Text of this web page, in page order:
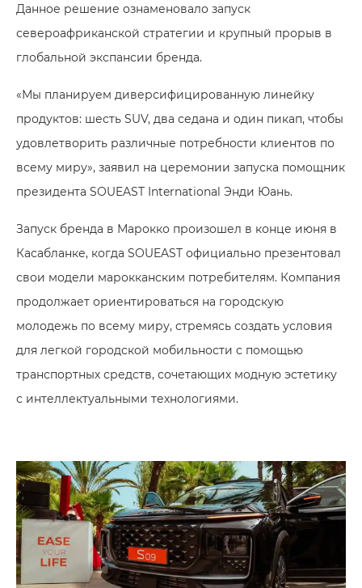
Данное решение ознаменовало запуск
североафриканской стратегии и крупный прорыв в
глобальной экспансии бренда.
«Мы планируем диверсифицированную линейку
продуктов: шесть SUV, два седана и один пикап, чтобы
удовлетворить различные потребности клиентов по
всему миру», заявил на церемонии запуска помощник
президента SOUEAST International Энди Юань.
Запуск бренда в Марокко произошел в конце июня в
Касабланке, когда SOUEAST официально презентовал
свои модели марокканским потребителям. Компания
продолжает ориентироваться на городскую
молодежь по всему миру, стремясь создать условия
для легкой городской мобильности с помощью
транспортных средств, сочетающих модную эстетику
с интеллектуальными технологиями.